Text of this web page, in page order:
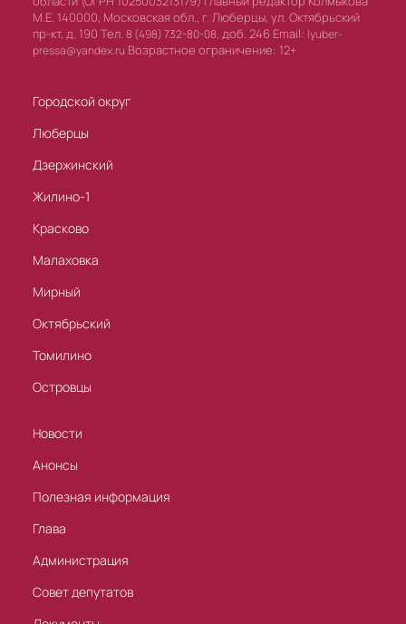
М.Е. 140000, Московская обл., г. Люберцы, ул. Октябрьский
пр-кт, д. 190 Тел. 8 (498) 732-80-08, доб. 246 Email: lyuber-
pressa@yandex.ru Возрастное ограничение: 12+
Городской округ
Люберцы
Дзержинский
Жилино-1
Красково
Малаховка
Мирный
Октябрьский
Томилино
Островцы
Новости
Анонсы
Полезная информация
Глава
Администрация
Совет депутатов